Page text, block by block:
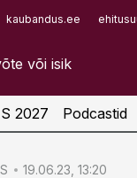
kaubandus.ee
Infopank
2027 Podcastid
19.06.23, 13:20